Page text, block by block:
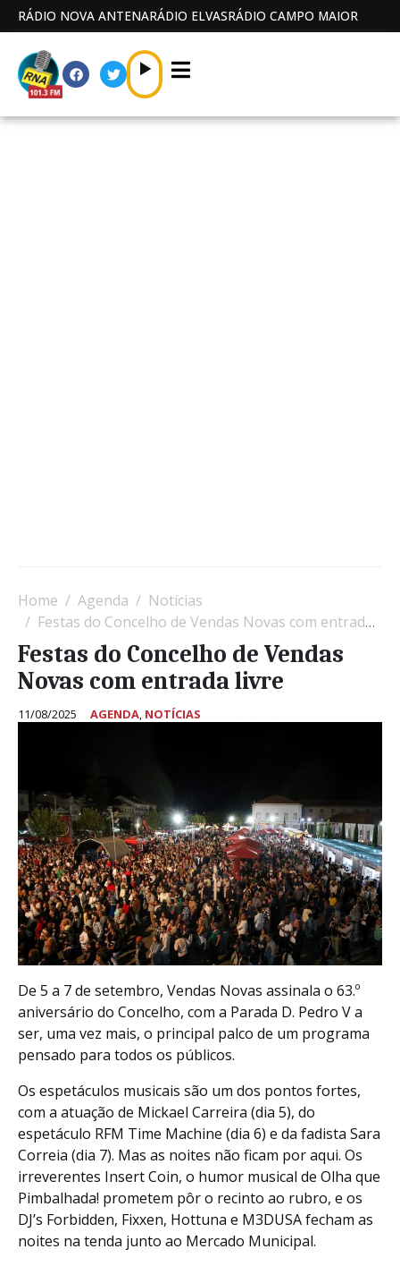
RÁDIO NOVA ANTENARÁDIO ELVASRÁDIO CAMPO MAIOR
Home Agenda
Notícias
Festas do Concelho de Vendas Novas com entrada livre
Festas do Concelho de Vendas
Novas com entrada livre
11/08/2025 AGENDA, NOTÍCIAS
De 5 a 7 de setembro, Vendas Novas assinala o 63.º
aniversário do Concelho, com a Parada D. Pedro V a
ser, uma vez mais, o principal palco de um programa
pensado para todos os públicos.
Os espetáculos musicais são um dos pontos fortes,
com a atuação de Mickael Carreira (dia 5), do
espetáculo RFM Time Machine (dia 6) e da fadista Sara
Correia (dia 7). Mas as noites não ficam por aqui. Os
irreverentes Insert Coin, o humor musical de Olha que
Pimbalhada! prometem pôr o recinto ao rubro, e os
DJ’s Forbidden, Fixxen, Hottuna e M3DUSA fecham as
noites na tenda junto ao Mercado Municipal.